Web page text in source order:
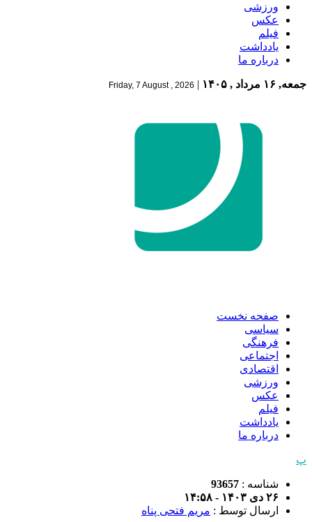
ورزشی
عکس
فیلم
یادداشت
درباره ما
جمعه, ۱۶ مرداد , ۱۴۰۵ |
Friday, 7 August , 2026
صفحه نخست
سیاسی
فرهنگی
اجتماعی
اقتصادی
ورزشی
عکس
فیلم
یادداشت
درباره ما
پ
شناسه : 93657
۲۶ دی ۱۴۰۳ - ۱۴:۵۸
ارسال توسط : مریم فتحی پناه